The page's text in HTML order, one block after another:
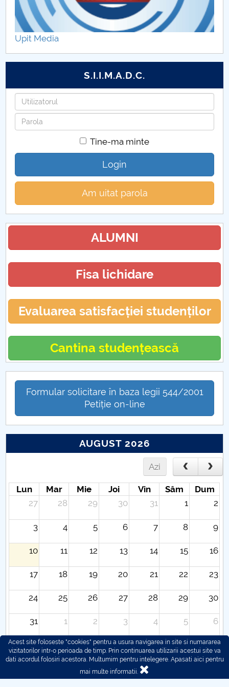
Upit Media
S.I.I.M.A.D.C.
Utilizatorul
Parola
Tine-ma minte
Login
Am uitat parola
ALUMNI
Fisa lichidare
Evaluarea satisfacției studenților
Cantina studențească
Formular solicitare în baza legii 544/2001
Petiție on-line
AUGUST 2026
Azi
Lun Mar Mie Joi Vin Sâm
Dum
27
28 29 30 31 1 2
3 4 5 6 7 8 9
10 11 12 13 14 15 16
17 18 19 20 21 22 23
24 25 26 27 28 29 30
31 1 2 3 4 5 6
Acest site foloseste "cookies" pentru a usura navigarea in site si numararea
vizitatorilor intr-o perioada de timp. Prin continuarea utilizarii acestui site va
dati acordul folosiri acestora. Multumim pentru intelegere. Apasati aici pentru
mai multe informatii.